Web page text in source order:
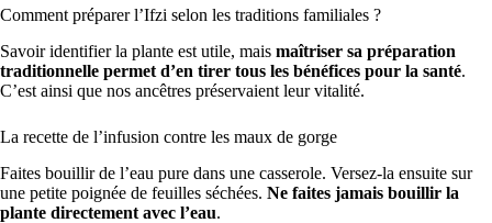
Comment préparer l’Ifzi selon les traditions familiales ?
Savoir identifier la plante est utile, mais maîtriser sa préparation
traditionnelle permet d’en tirer tous les bénéfices pour la santé.
C’est ainsi que nos ancêtres préservaient leur vitalité.
La recette de l’infusion contre les maux de gorge
Faites bouillir de l’eau pure dans une casserole. Versez-la ensuite sur
une petite poignée de feuilles séchées. Ne faites jamais bouillir la
plante directement avec l’eau.